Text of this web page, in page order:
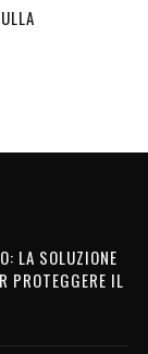
LA SOLUZIONE
PROTEGGERE IL